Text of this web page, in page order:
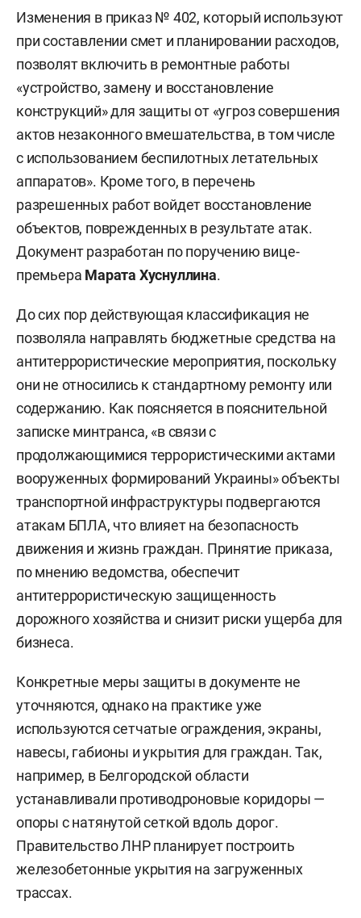
Изменения в приказ № 402, который используют
при составлении смет и планировании расходов,
позволят включить в ремонтные работы
«устройство, замену и восстановление
конструкций» для защиты от «угроз совершения
актов незаконного вмешательства, в том числе
с использованием беспилотных летательных
аппаратов». Кроме того, в перечень
разрешенных работ войдет восстановление
объектов, поврежденных в результате атак.
Документ разработан по поручению вице-
премьера Марата Хуснуллина.
До сих пор действующая классификация не
позволяла направлять бюджетные средства на
антитеррористические мероприятия, поскольку
они не относились к стандартному ремонту или
содержанию. Как поясняется в пояснительной
записке минтранса, «в связи с
продолжающимися террористическими актами
вооруженных формирований Украины» объекты
транспортной инфраструктуры подвергаются
атакам БПЛА, что влияет на безопасность
движения и жизнь граждан. Принятие приказа,
по мнению ведомства, обеспечит
антитеррористическую защищенность
дорожного хозяйства и снизит риски ущерба для
бизнеса.
Конкретные меры защиты в документе не
уточняются, однако на практике уже
используются сетчатые ограждения, экраны,
навесы, габионы и укрытия для граждан. Так,
например, в Белгородской области
устанавливали противодроновые коридоры —
опоры с натянутой сеткой вдоль дорог.
Правительство ЛНР планирует построить
железобетонные укрытия на загруженных
трассах.